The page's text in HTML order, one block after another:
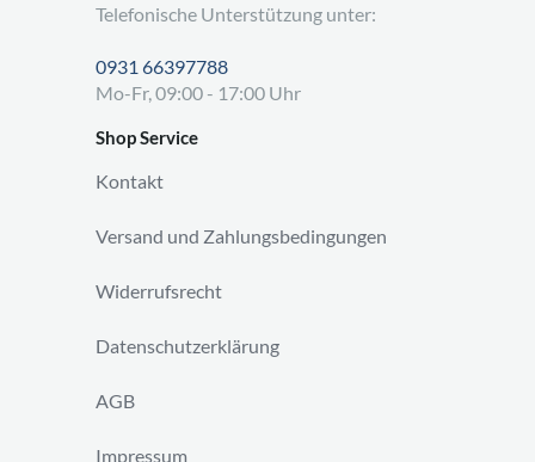
Telefonische Unterstützung unter:
0931 66397788
Mo-Fr, 09:00 - 17:00 Uhr
Shop Service
Kontakt
Versand und Zahlungsbedingungen
Widerrufsrecht
Datenschutzerklärung
AGB
Impressum